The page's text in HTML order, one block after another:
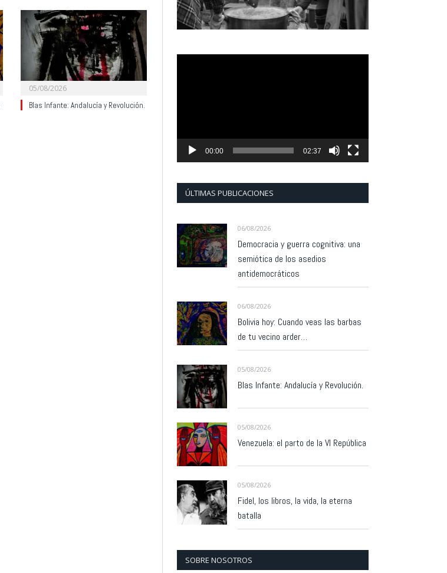
05/08/2026
Blas Infante: Andalucía y Revolución.
00:00 02:37
ÚLTIMAS PUBLICACIONES
06/08/2026
Democracia y guerra cognitiva: una
semiótica de los asedios
antidemocráticos
06/08/2026
Bolivia hoy: Cuando veas las barbas
de tu vecino arder…
05/08/2026
Blas Infante: Andalucía y Revolución.
05/08/2026
Venezuela: el parto de la VI República
05/08/2026
Fidel, los libros, la vida, la eterna
batalla
SOBRE NOSOTROS